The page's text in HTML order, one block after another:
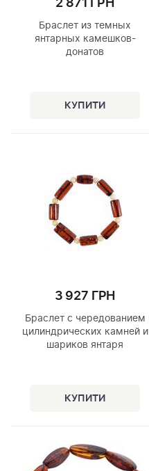
2 871 ГРН
Браслет из темных
янтарных камешков-
донатов
3 927 ГРН
Браслет с чередованием
цилиндрических камней и
шариков янтаря